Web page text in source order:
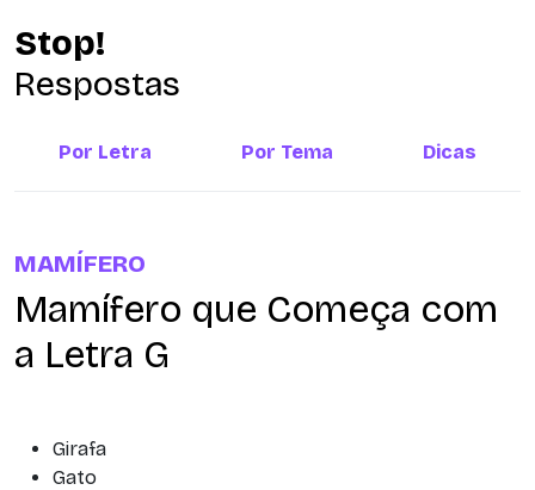
Stop!
Respostas
Por Letra Por Tema Dicas
MAMÍFERO
Mamífero que Começa com
a Letra G
Girafa
Gato